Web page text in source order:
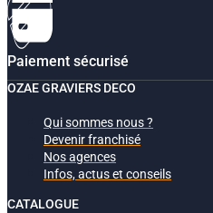
Paiement sécurisé
OZAE GRAVIERS DECO
Qui sommes nous ?
Devenir franchisé
Nos agences
Infos, actus et conseils
CATALOGUE